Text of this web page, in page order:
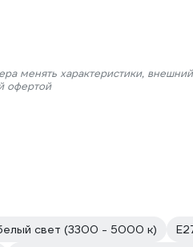
менять характеристики,
офертой
свет (3300 - 5000 к)